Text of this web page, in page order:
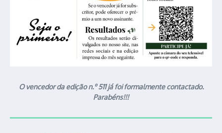
O vencedor da edição n.º 511 já foi formalmente contactado.
Parabéns!!!